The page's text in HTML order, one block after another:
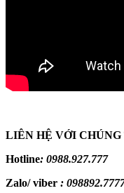
LIÊN HỆ VỚI
Hotline: 0988.927.777
Zalo/ viber :